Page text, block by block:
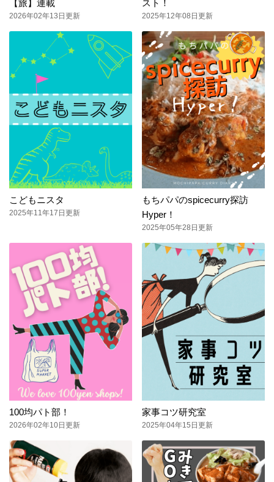
【旅】連載
2026年02年13日更新
スト！
2025年12年08日更新
こどもニスタ
2025年11年17日更新
もちパパのspicecurry探訪
Hyper！
2025年05年28日更新
100均パト部！
2026年02年10日更新
家事コツ研究室
2025年04年15日更新